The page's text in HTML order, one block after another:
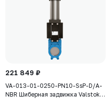
221 849 ₽
VA-013-01-0250-PN10-SsP-D/A-
NBR Шиберная задвижка Valstok,